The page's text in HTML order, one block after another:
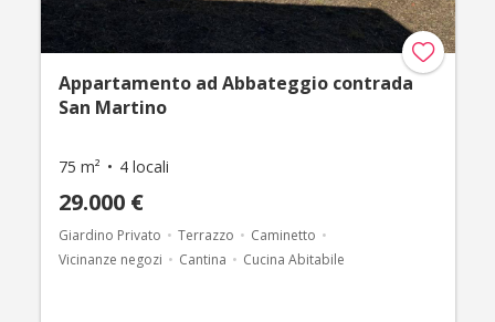
Appartamento ad Abbateggio contrada
San Martino
75 m² 4 locali
29.000 €
Giardino Privato Terrazzo
Caminetto
Vicinanze negozi
Cantina Cucina Abitabile